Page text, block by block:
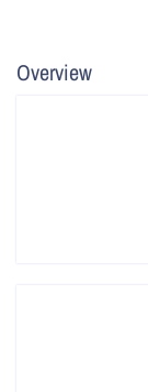
Overview